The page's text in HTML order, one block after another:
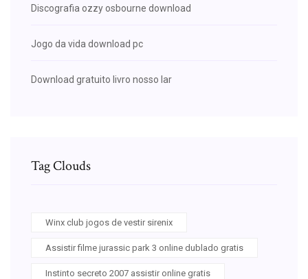
Discografia ozzy osbourne download
Jogo da vida download pc
Download gratuito livro nosso lar
Tag Clouds
Winx club jogos de vestir sirenix
Assistir filme jurassic park 3 online dublado gratis
Instinto secreto 2007 assistir online gratis